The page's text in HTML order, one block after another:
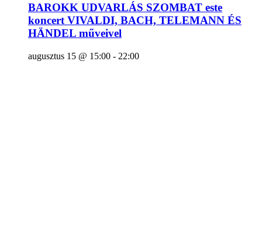
BAROKK UDVARLÁS SZOMBAT este
koncert VIVALDI, BACH, TELEMANN ÉS
HÄNDEL műveivel
augusztus 15 @ 15:00 - 22:00